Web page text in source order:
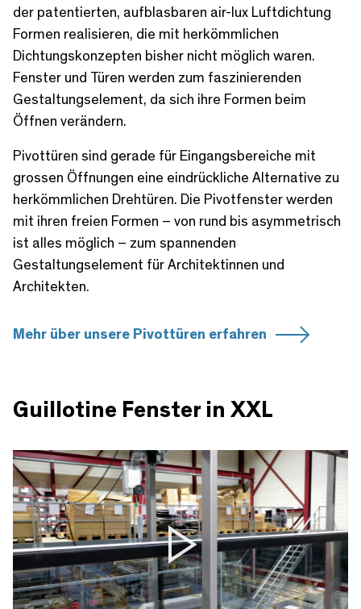
der patentierten, aufblasbaren air-lux Luftdichtung
Formen realisieren, die mit herkömmlichen
Dichtungskonzepten bisher nicht möglich waren.
Fenster und Türen werden zum faszinierenden
Gestaltungselement, da sich ihre Formen beim
Öffnen verändern.
Pivottüren sind gerade für Eingangsbereiche mit
grossen Öffnungen eine eindrückliche Alternative zu
herkömmlichen Drehtüren. Die Pivotfenster werden
mit ihren freien Formen – von rund bis asymmetrisch
ist alles möglich – zum spannenden
Gestaltungselement für Architektinnen und
Architekten.
Mehr über unsere Pivottüren erfahren
Guillotine Fenster in XXL
Play